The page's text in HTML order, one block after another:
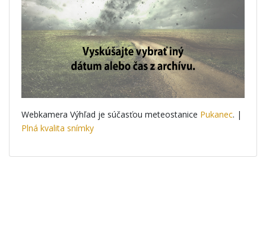
Webkamera Výhľad je súčasťou meteostanice Pukanec. |
Plná kvalita snímky